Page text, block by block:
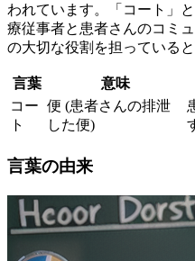
われています。「コート」
療従事者と患者さんのコミ
の大切な役割を担っている
言葉 意味
コー
ト
便 (患者さんの排泄
した便)
言葉の由来